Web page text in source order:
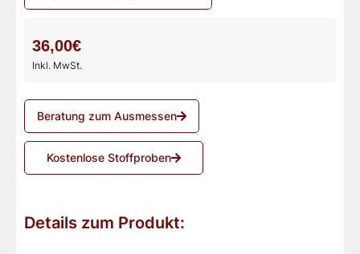
36,00€
Inkl. MwSt.
Beratung zum Ausmessen
Kostenlose Stoffproben
Details zum Produkt: